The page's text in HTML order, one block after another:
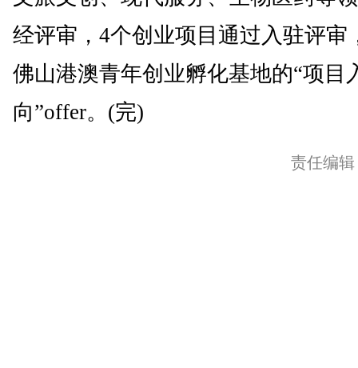
经评审，4个创业项目通过入驻评审
佛山港澳青年创业孵化基地的“项目
向”offer。(完)
责任编